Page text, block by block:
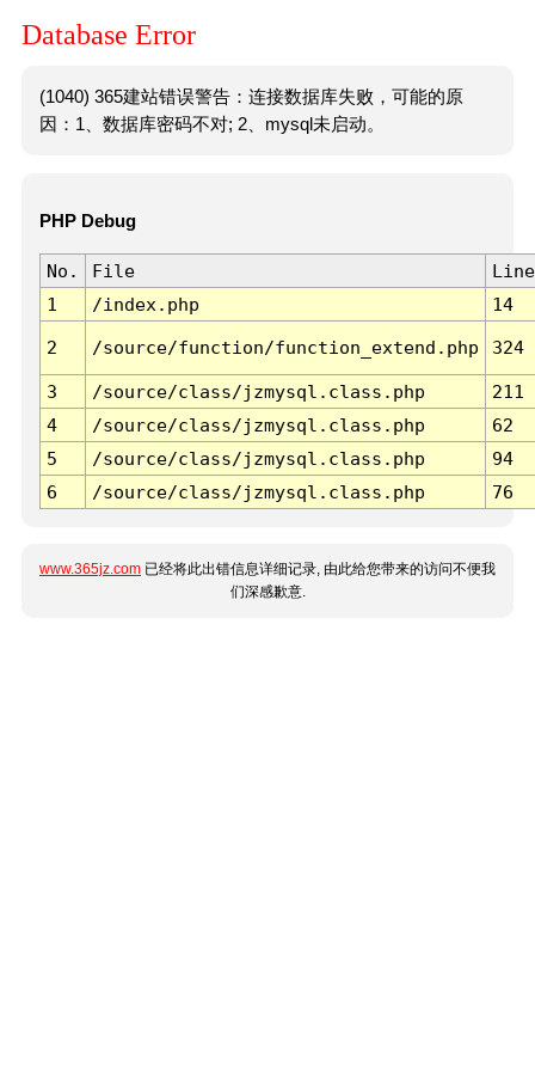
Database Error
(1040) 365建站错误警告：连接数据库失败，可能的原
因：1、数据库密码不对; 2、mysql未启动。
PHP Debug
No. File
Line
1
/index.php 14
2 /source/function/function_extend.php 324
3 /source/class/jzmysql.class.php
211
4
/source/class/jzmysql.class.php
62
5
/source/class/jzmysql.class.php
94
6
/source/class/jzmysql.class.php 76
www.365jz.com 已经将此出错信息详细记录, 由此给您带来的访问不便我
们深感歉意.